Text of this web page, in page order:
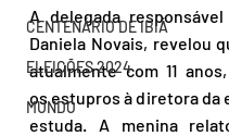
CENTENÁRIO DE IBIÁ
ELEIÇÕES 2024
MUNDO
A delegada
Daniela Novais, revelou
atualmente com 11
os estupros à diretora da
estuda. A menina